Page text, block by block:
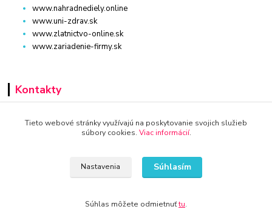
www.nahradnediely.online
www.uni-zdrav.sk
www.zlatnictvo-online.sk
www.zariadenie-firmy.sk
Kontakty
+421 940 949 000
Tieto webové stránky využívajú na poskytovanie svojich služieb
súbory cookies. Viac informácií.
Nastavenia Súhlasím
Súhlas môžete odmietnuťtu.